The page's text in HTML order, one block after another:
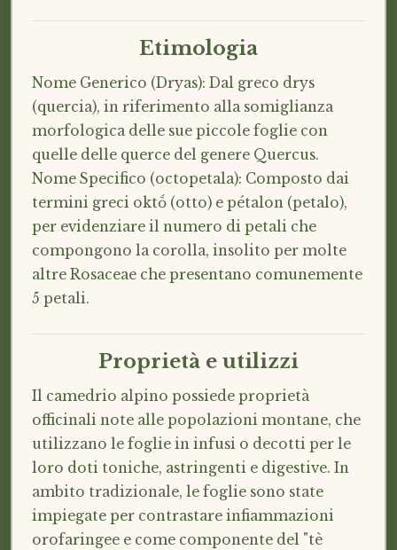
Etimologia
Nome Generico (Dryas): Dal greco drys
(quercia), in riferimento alla somiglianza
morfologica delle sue piccole foglie con
quelle delle querce del genere Quercus.
Nome Specifico (octopetala): Composto dai
termini greci oktṓ (otto) e pétalon (petalo),
per evidenziare il numero di petali che
compongono la corolla, insolito per molte
altre Rosaceae che presentano comunemente
5 petali.
Proprietà e utilizzi
Il camedrio alpino possiede proprietà
officinali note alle popolazioni montane, che
utilizzano le foglie in infusi o decotti per le
loro doti toniche, astringenti e digestive. In
ambito tradizionale, le foglie sono state
impiegate per contrastare infiammazioni
orofaringee e come componente del "tè